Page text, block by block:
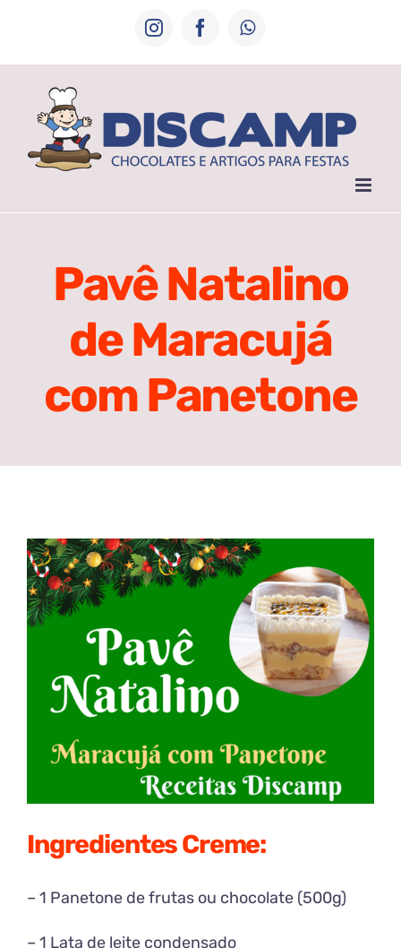
o
conteúdo
InstagramFacebookWhatsApp
Pavê Natalino
de Maracujá
com Panetone
Ingredientes Creme:
– 1 Panetone de frutas ou chocolate (500g)
– 1 Lata de leite condensado